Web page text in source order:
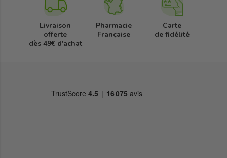
Livraison
offerte
dès 49€ d'achat
Pharmacie
Française
Carte
de fidélité